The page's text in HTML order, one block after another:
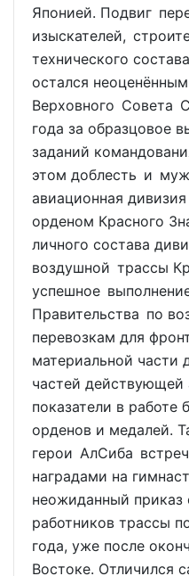
Японией. Подвиг
изыскателей,
технического
остался
Верховного Совета
года за образцовое
заданий
этом доблесть и
авиационная
орденом Красного
личного состава
воздушной трассы
успешное
Правительства по
перевозкам для
материальной части
частей
показатели в работе
орденов и медалей.
герои АлСиба
наградами на
неожиданный приказ
работников трассы
года, уже после
Востоке. Отличился